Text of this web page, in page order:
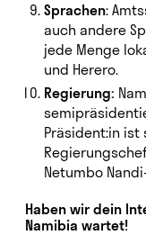
Sprachen:
auch andere
jede Menge
und Herero.
Regierung:
Präsident:in ist
Netumbo
Haben wir dein
Namibia wartet!